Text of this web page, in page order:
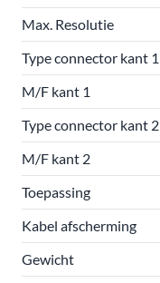
Max. Resolutie
Type connector kant 1
M/F kant 1
Type connector kant 2
M/F kant 2
Toepassing
Kabel afscherming
Gewicht